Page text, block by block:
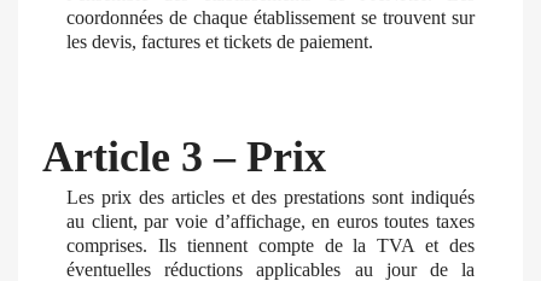
coordonnées de chaque établissement se trouvent sur
les devis, factures et tickets de paiement.
Article 3 – Prix
Les prix des articles et des prestations sont indiqués
au client, par voie d’affichage, en euros toutes taxes
comprises. Ils tiennent compte de la TVA et des
éventuelles réductions applicables au jour de la